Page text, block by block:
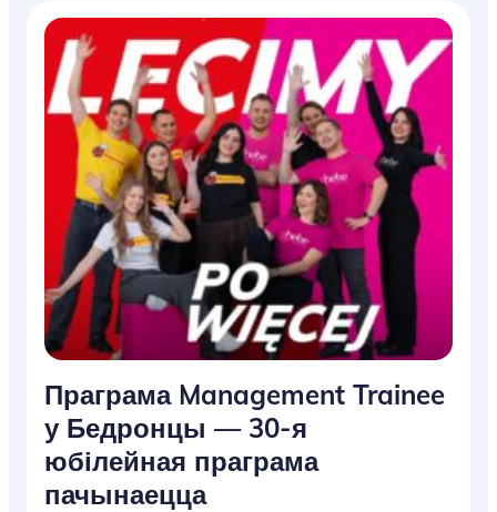
Праграма Management Trainee
у Бедронцы — 30-я
юбілейная праграма
пачынаецца